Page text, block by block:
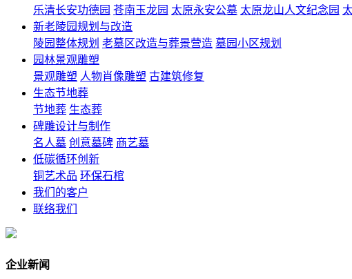
乐清长安功德园 苍南玉龙园 太原永安公墓 太原龙山人文纪念园
新老陵园规划与改造
陵园整体规划 老墓区改造与葬景营造 墓园小区规划
园林景观雕塑
景观雕塑 人物肖像雕塑 古建筑修复
生态节地葬
节地葬 生态葬
碑雕设计与制作
名人墓 创意墓碑 商艺墓
低碳循环创新
铜艺术品 环保石棺
我们的客户
联络我们
企业新闻